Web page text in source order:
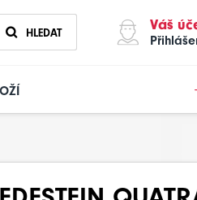
HLEDAT Váš